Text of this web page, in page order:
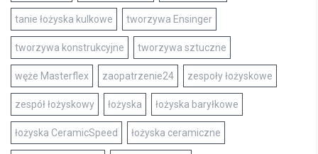
tanie łożyska kulkowe tworzywa Ensinger
tworzywa konstrukcyjne tworzywa sztuczne
węże Masterflex zaopatrzenie24 zespoły łożyskowe
zespół łożyskowy łożyska łożyska baryłkowe
łożyska CeramicSpeed łożyska ceramiczne